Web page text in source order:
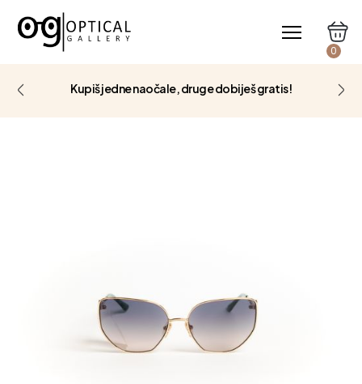
0
Kupiš jedne naočale, druge dobiješ gratis!